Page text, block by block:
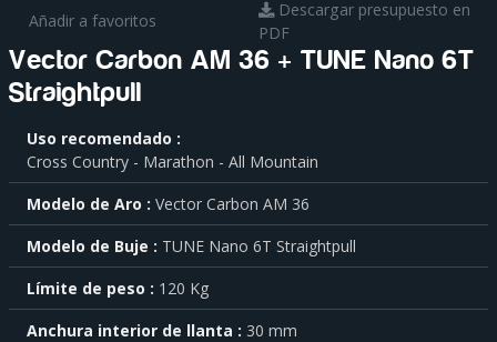
Añadir a favoritos
Descargar presupuesto en
PDF
Vector Carbon AM 36 + TUNE Nano 6T
Straightpull
saber
más
sobre
cada
característica
haga
click
sobre
el
símbolo
Uso recomendado
Cross Country - Marathon - All Mountain
Modelo de Aro
Vector Carbon AM 36
Modelo de Buje
TUNE Nano 6T Straightpull
Límite de peso
120 Kg
Anchura interior de llanta
30 mm